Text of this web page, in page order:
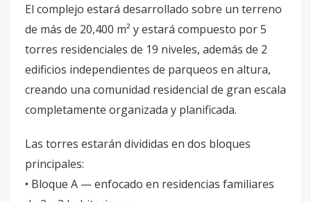
El complejo estará desarrollado sobre un terreno
de más de 20,400 m² y estará compuesto por 5
torres residenciales de 19 niveles, además de 2
edificios independientes de parqueos en altura,
creando una comunidad residencial de gran escala
completamente organizada y planificada.
Las torres estarán divididas en dos bloques
principales:
• Bloque A — enfocado en residencias familiares